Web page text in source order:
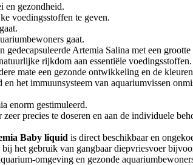
en gezondheid.
voedingsstoffen te geven.
gaat.
Artemia Salina met een
rijkdom aan essentiële voedingsstoffen.
mate een gezonde ontwikkeling en de
het immuunsysteem van aquariumvissen
enorm gestimuleerd.
precies te doseren en aan de individuele
Baby liquid is direct beschikbaar en
gebruik van gangbaar diepvriesvoer
omgeving en gezonde